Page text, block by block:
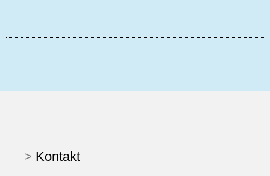
> Kontakt